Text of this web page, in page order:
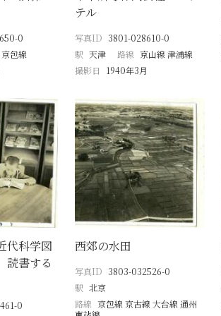
0
京包線
テル
写真ID 3801-028610-0
駅 天津 路線 京山線 津浦線
撮影日
1940年3月
代科学図
書する
0
西郊の水田
写真ID 3803-032526-0
駅 北京
路線 京包線 京古線 大台線 通州